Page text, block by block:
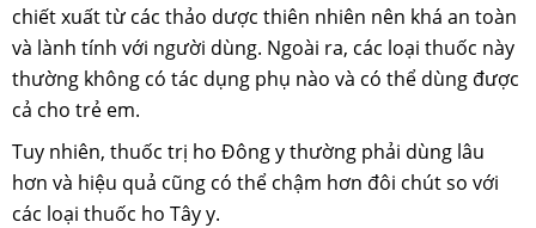
chiết xuất từ các thảo dược thiên nhiên nên khá an toàn
và lành tính với người dùng. Ngoài ra, các loại thuốc này
thường không có tác dụng phụ nào và có thể dùng được
cả cho trẻ em.
Tuy nhiên, thuốc trị ho Đông y thường phải dùng lâu
hơn và hiệu quả cũng có thể chậm hơn đôi chút so với
các loại thuốc ho Tây y.